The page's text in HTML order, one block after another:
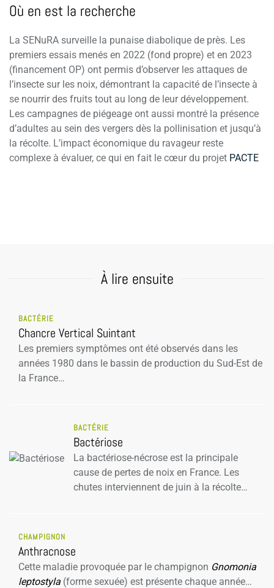
Où en est la recherche
La SENuRA surveille la punaise diabolique de près. Les
premiers essais menés en 2022 (fond propre) et en 2023
(financement OP) ont permis d’observer les attaques de
l’insecte sur les noix, démontrant la capacité de l’insecte à
se nourrir des fruits tout au long de leur développement.
Les campagnes de piégeage ont aussi montré la présence
d’adultes au sein des vergers dès la pollinisation et jusqu’à
la récolte. L’impact économique du ravageur reste
complexe à évaluer, ce qui en fait le cœur du projet PACTE
À lire ensuite
BACTÉRIE
Chancre Vertical Suintant
Les premiers symptômes ont été observés dans les
années 1980 dans le bassin de production du Sud-Est de
la France…
BACTÉRIE
Bactériose
La bactériose-nécrose est la principale
cause de pertes de noix en France. Les
chutes interviennent de juin à la récolte…
CHAMPIGNON
Anthracnose
Cette maladie provoquée par le champignon Gnomonia
leptostyla (forme sexuée) est présente chaque année…